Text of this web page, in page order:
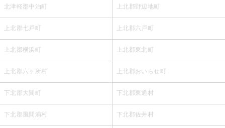
北津軽郡中泊町 上北郡野辺地町
上北郡七戸町 上北郡六戸町
上北郡横浜町 上北郡東北町
上北郡六ヶ所村 上北郡おいらせ町
下北郡大間町 下北郡東通村
下北郡風間浦村 下北郡佐井村